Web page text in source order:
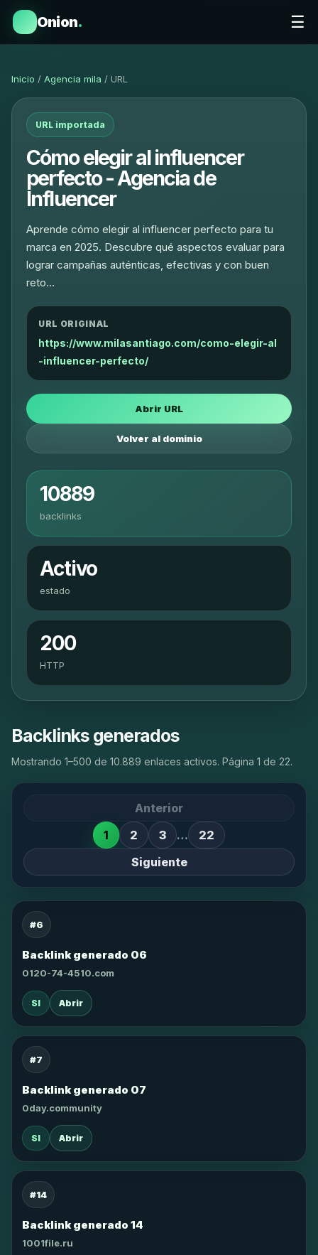
Onion. ☰
Inicio / Agencia mila / URL
URL importada
Cómo elegir al influencer
perfecto - Agencia de
Influencer
Aprende cómo elegir al influencer perfecto para tu
marca en 2025. Descubre qué aspectos evaluar para
lograr campañas auténticas, efectivas y con buen
reto…
URL ORIGINAL
https://www.milasantiago.com/como-elegir-al
-influencer-perfecto/
Abrir URL
Volver al dominio
10889
backlinks
Activo
estado
200
HTTP
Backlinks generados
Mostrando 1–500 de 10.889 enlaces activos. Página 1 de 22.
Anterior
1
2 3 …
22
Siguiente
#6
Backlink generado 06
0120-74-4510.com
SI Abrir
#7
Backlink generado 07
0day.community
SI Abrir
#14
Backlink generado 14
1001file.ru